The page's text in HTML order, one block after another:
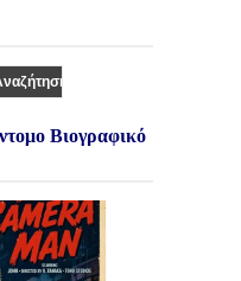
Βιογραφικό